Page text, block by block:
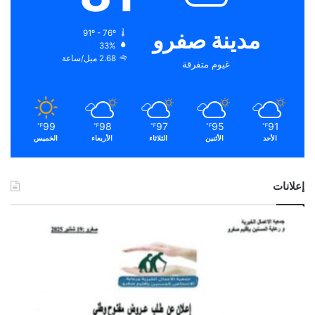
مدينة صفرو
غيوم متفرقة
91º - 76º
33%
2.68 ميل/ساعة
91
℉
الأحد
95
℉
الأثنين
97
℉
الثلاثاء
98
℉
الأربعاء
99
℉
الخميس
إعلانات